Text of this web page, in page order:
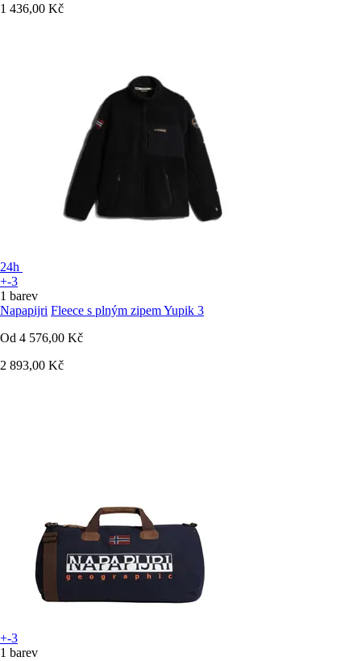
1 436,00 Kč
24h
+-3
1 barev
Napapijri Fleece s plným zipem Yupik 3
Od 4 576,00 Kč
2 893,00 Kč
+-3
1 barev